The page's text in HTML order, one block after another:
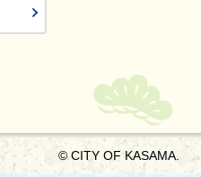
© CITY OF KASAMA.